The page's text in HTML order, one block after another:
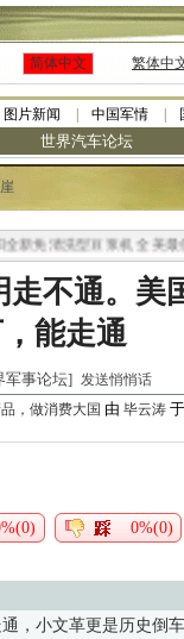
简体中文 繁体中
图片新闻 中国军情
世界汽车论坛
新免清洗型豆浆机 全美最低
走不通。美
能走通
军事论坛] 发送悄悄话
，做消费大国 由 毕云涛
0%(0)
，小文革更是历史倒车